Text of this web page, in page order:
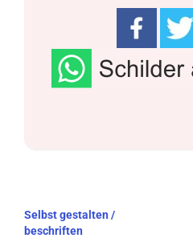
Beitragsnavigation
Selbst gestalten /
beschriften